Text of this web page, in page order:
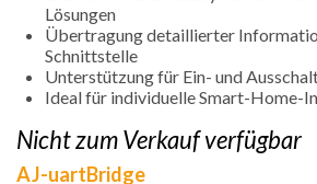
Lösungen
Übertragung detaillierter
Schnittstelle
Unterstützung für Ein- und
Ideal für individuelle Smart-Home-
Nicht zum Verkauf verfügbar
AJ-uartBridge